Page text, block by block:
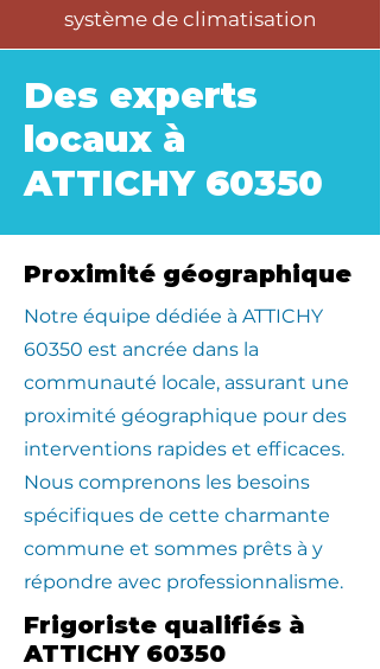
système de climatisation
Des experts
locaux à
ATTICHY 60350
Proximité géographique
​Notre équipe dédiée à ATTICHY
60350 est ancrée dans la
communauté locale, assurant une
proximité géographique pour des
interventions rapides et efficaces.
Nous comprenons les besoins
spécifiques de cette charmante
commune et sommes prêts à y
répondre avec professionnalisme.
Frigoriste qualifiés à
ATTICHY 60350